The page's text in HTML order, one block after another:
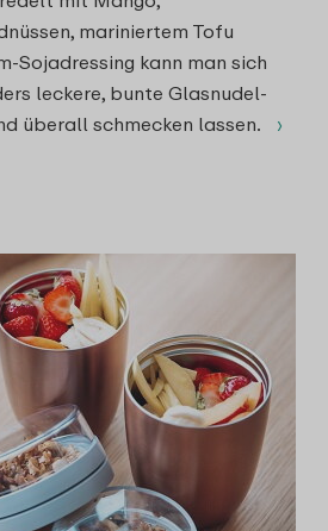
mariniertem Tofu
Sojadressing kann man sich
leckere, bunte Glasnudel-
überall schmecken lassen.
›